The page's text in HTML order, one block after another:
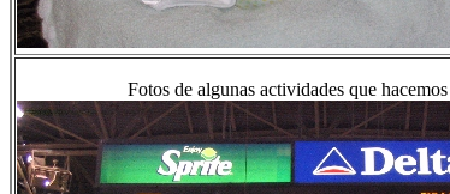
Fotos de algunas actividades que hacemos